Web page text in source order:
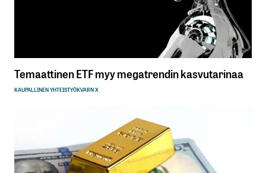
Temaattinen ETF myy megatrendin kasvutarinaa
KAUPALLINEN YHTEISTYÖKVARN X